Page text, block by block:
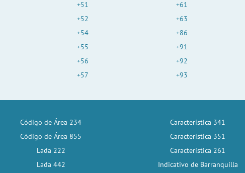
+51
+52
+54
+55
+56
+57
+61
+63
+86
+91
+92
+93
Código de Área 234
Código de Área 855
Lada 222
Lada 442
Característica 341
Característica 351
Característica 261
Indicativo de Barranquilla